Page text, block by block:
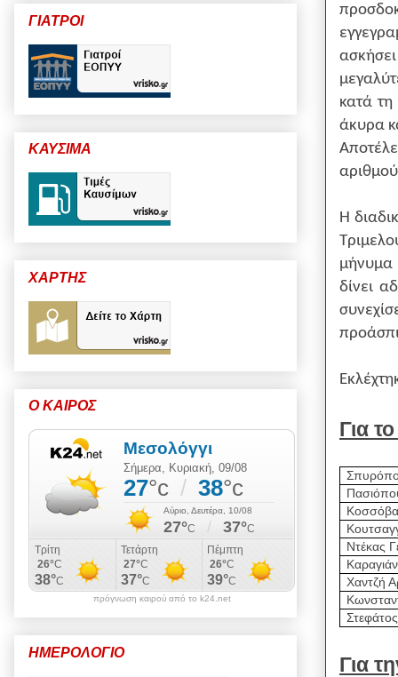
κατά τη
άκυρα
Η
μήνυμα
δίνει
Για
Ντέκας
Χαντζή
Για
ΓΙΑΤΡΟΙ
ΚΑΥΣΙΜΑ
ΧΑΡΤΗΣ
Ο ΚΑΙΡΟΣ
πρόγνωση καιρού από το k24.net
ΗΜΕΡΟΛΟΓΙΟ